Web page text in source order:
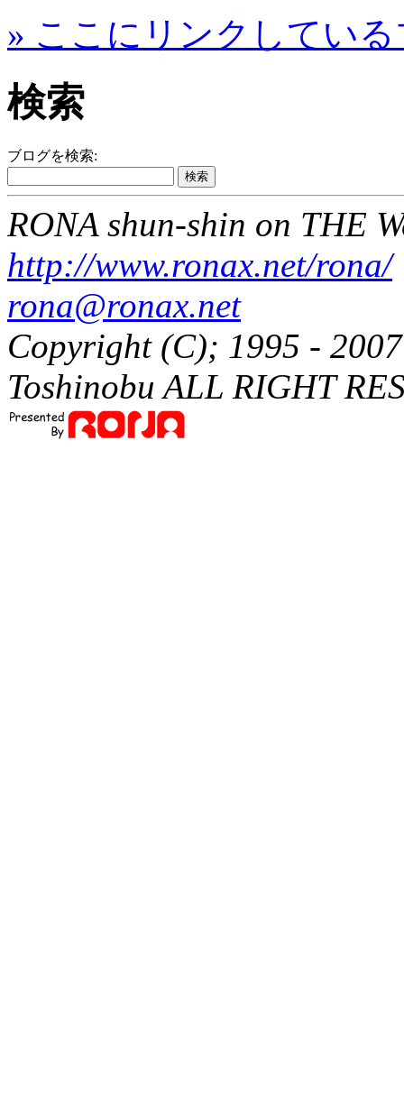
» ここにリンクしてい
検索
ブログを検索:
RONA shun-shin on THE
http://www.ronax.net/rona/
rona@ronax.net
Copyright (C); 1995 -
Toshinobu ALL RIGHT